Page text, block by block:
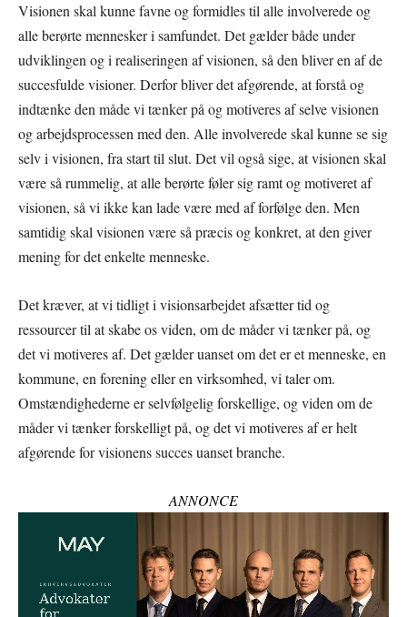
Visionen skal kunne favne og formidles til alle involverede og
alle berørte mennesker i samfundet. Det gælder både under
udviklingen og i realiseringen af visionen, så den bliver en af de
succesfulde visioner. Derfor bliver det afgørende, at forstå og
indtænke den måde vi tænker på og motiveres af selve visionen
og arbejdsprocessen med den. Alle involverede skal kunne se sig
selv i visionen, fra start til slut. Det vil også sige, at visionen skal
være så rummelig, at alle berørte føler sig ramt og motiveret af
visionen, så vi ikke kan lade være med af forfølge den. Men
samtidig skal visionen være så præcis og konkret, at den giver
mening for det enkelte menneske.
Det kræver, at vi tidligt i visionsarbejdet afsætter tid og
ressourcer til at skabe os viden, om de måder vi tænker på, og
det vi motiveres af. Det gælder uanset om det er et menneske, en
kommune, en forening eller en virksomhed, vi taler om.
Omstændighederne er selvfølgelig forskellige, og viden om de
måder vi tænker forskelligt på, og det vi motiveres af er helt
afgørende for visionens succes uanset branche.
ANNONCE